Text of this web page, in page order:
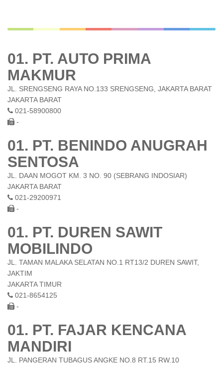
01. PT. AUTO PRIMA
MAKMUR
JL. SRENGSENG RAYA NO.133 SRENGSENG, JAKARTA BARAT
JAKARTA BARAT
021-58900800
-
01. PT. BENINDO ANUGRAH
SENTOSA
JL. DAAN MOGOT KM. 3 NO. 90 (SEBRANG INDOSIAR)
JAKARTA BARAT
021-29200971
-
01. PT. DUREN SAWIT
MOBILINDO
JL. TAMAN MALAKA SELATAN NO.1 RT13/2 DUREN SAWIT,
JAKTIM
JAKARTA TIMUR
021-8654125
-
01. PT. FAJAR KENCANA
MANDIRI
JL. PANGERAN TUBAGUS ANGKE NO.8 RT.15 RW.10